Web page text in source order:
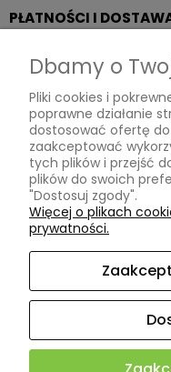
PŁATNOŚCI I
Formy płatności
Czas i koszty dostawy
INFORMACJE
Polityka prywatności
Ustawienia plików cookies
Dbamy o
Pliki cookies i
poprawne działanie
dostosować ofertę
zaakceptować
tych plików i przejść
plików do swoich
"Dostosuj zgody".
Więcej o plikach
prywatności.